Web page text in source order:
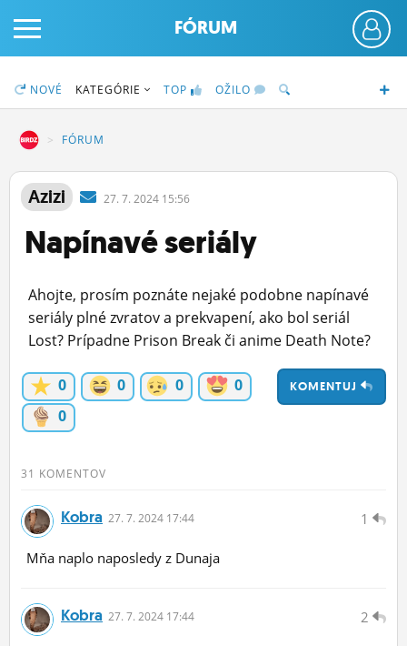
PRIHLÁS SA
ČINŽIAK
STATUSY
BLOGY
OBRÁZKY
MÔJ PROFIL
FÓRUM
NOVÉ KATEGÓRIE TOP OŽILO
FÓRUM
Azizi 27. 7. 2024 15:56
Napínavé seriály
Ahojte, prosím poznáte nejaké podobne napínavé
seriály plné zvratov a prekvapení, ako bol seriál
Lost? Prípadne Prison Break či anime Death Note?
KOMENTUJ
0 0 0
0
0
31 KOMENTOV
1
Kobra 27. 7. 2024 17:44
Mňa naplo naposledy z Dunaja
2
Kobra 27. 7. 2024 17:44